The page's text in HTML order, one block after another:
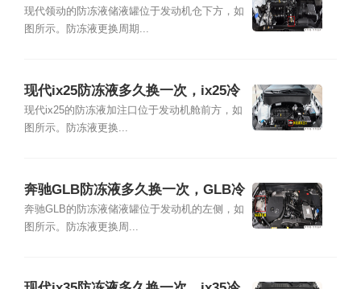
却液加注及更换教程
现代领动的防冻液储液罐位于发动机仓下方，如
图所示。防冻液更换周期...
现代ix25防冻液多久换一次，ix25冷
却液加注及更换教程
现代ix25的防冻液加注口位于发动机舱前方，如
图所示。防冻液更换...
奔驰GLB防冻液多久换一次，GLB冷
却液加注及更换教程
奔驰GLB的防冻液储液罐位于发动机的左侧，如
图所示。防冻液更换周...